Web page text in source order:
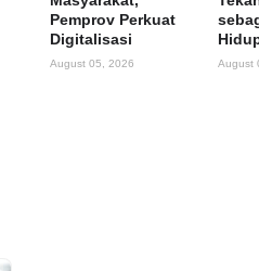
Pemprov Perkuat
Digitalisasi
August 05, 2026 August